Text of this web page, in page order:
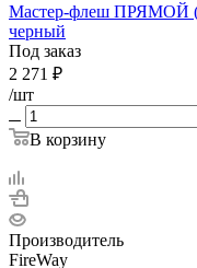
Мастер-флеш ПРЯМОЙ
черный
Под заказ
2 271 ₽
/шт
В корзину
Производитель
FireWay